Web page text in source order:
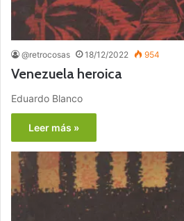
@retrocosas 18/12/2022 954
Venezuela heroica
Eduardo Blanco
Leer más »